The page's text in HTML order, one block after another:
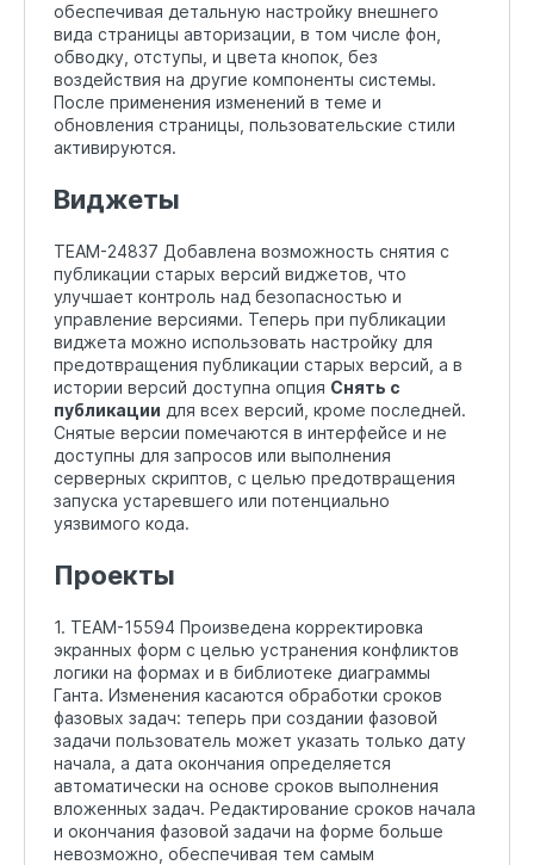
обеспечивая детальную настройку внешнего
вида страницы авторизации, в том числе фон,
обводку, отступы, и цвета кнопок, без
воздействия на другие компоненты системы.
После применения изменений в теме и
обновления страницы, пользовательские стили
активируются.
Виджеты
TEAM-24837 Добавлена возможность снятия с
публикации старых версий виджетов, что
улучшает контроль над безопасностью и
управление версиями. Теперь при публикации
виджета можно использовать настройку для
предотвращения публикации старых версий, а в
истории версий доступна опция Снять с
публикации для всех версий, кроме последней.
Снятые версии помечаются в интерфейсе и не
доступны для запросов или выполнения
серверных скриптов, с целью предотвращения
запуска устаревшего или потенциально
уязвимого кода.
Проекты
1. TEAM-15594 Произведена корректировка
экранных форм с целью устранения конфликтов
логики на формах и в библиотеке диаграммы
Ганта. Изменения касаются обработки сроков
фазовых задач: теперь при создании фазовой
задачи пользователь может указать только дату
начала, а дата окончания определяется
автоматически на основе сроков выполнения
вложенных задач. Редактирование сроков начала
и окончания фазовой задачи на форме больше
невозможно, обеспечивая тем самым